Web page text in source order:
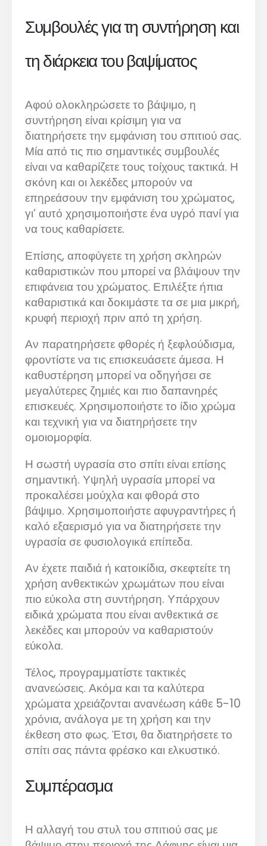
Συμβουλές για τη συντήρηση και
τη διάρκεια του βαψίματος
Αφού ολοκληρώσετε το βάψιμο, η
συντήρηση είναι κρίσιμη για να
διατηρήσετε την εμφάνιση του σπιτιού σας.
Μία από τις πιο σημαντικές συμβουλές
είναι να καθαρίζετε τους τοίχους τακτικά. Η
σκόνη και οι λεκέδες μπορούν να
επηρεάσουν την εμφάνιση του χρώματος,
γι’ αυτό χρησιμοποιήστε ένα υγρό πανί για
να τους καθαρίσετε.
Επίσης, αποφύγετε τη χρήση σκληρών
καθαριστικών που μπορεί να βλάψουν την
επιφάνεια του χρώματος. Επιλέξτε ήπια
καθαριστικά και δοκιμάστε τα σε μια μικρή,
κρυφή περιοχή πριν από τη χρήση.
Αν παρατηρήσετε φθορές ή ξεφλούδισμα,
φροντίστε να τις επισκευάσετε άμεσα. Η
καθυστέρηση μπορεί να οδηγήσει σε
μεγαλύτερες ζημιές και πιο δαπανηρές
επισκευές. Χρησιμοποιήστε το ίδιο χρώμα
και τεχνική για να διατηρήσετε την
ομοιομορφία.
Η σωστή υγρασία στο σπίτι είναι επίσης
σημαντική. Υψηλή υγρασία μπορεί να
προκαλέσει μούχλα και φθορά στο
βάψιμο. Χρησιμοποιήστε αφυγραντήρες ή
καλό εξαερισμό για να διατηρήσετε την
υγρασία σε φυσιολογικά επίπεδα.
Αν έχετε παιδιά ή κατοικίδια, σκεφτείτε τη
χρήση ανθεκτικών χρωμάτων που είναι
πιο εύκολα στη συντήρηση. Υπάρχουν
ειδικά χρώματα που είναι ανθεκτικά σε
λεκέδες και μπορούν να καθαριστούν
εύκολα.
Τέλος, προγραμματίστε τακτικές
ανανεώσεις. Ακόμα και τα καλύτερα
χρώματα χρειάζονται ανανέωση κάθε 5-10
χρόνια, ανάλογα με τη χρήση και την
έκθεση στο φως. Έτσι, θα διατηρήσετε το
σπίτι σας πάντα φρέσκο και ελκυστικό.
Συμπέρασμα
Η αλλαγή του στυλ του σπιτιού σας με